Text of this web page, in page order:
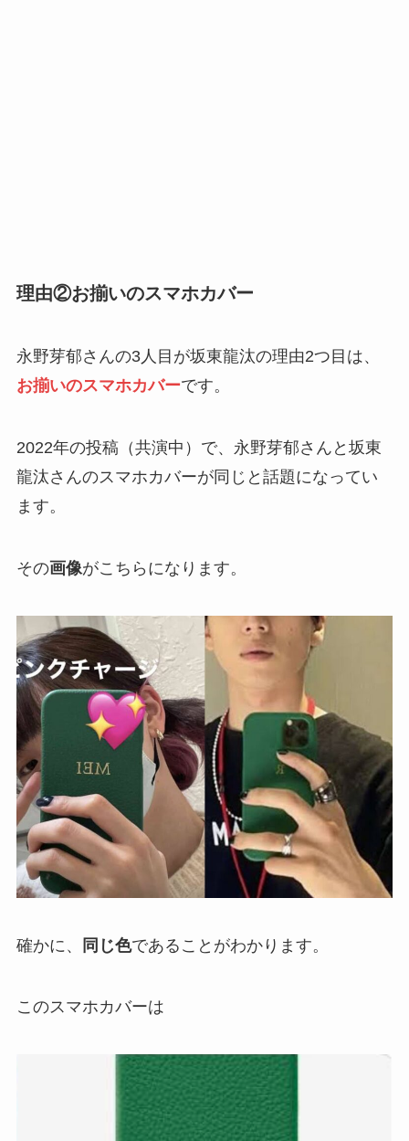
理由②お揃いのスマホカバー
永野芽郁さんの3人目が坂東龍汰の理由2つ目は、
お揃いのスマホカバーです。
2022年の投稿（共演中）で、永野芽郁さんと坂東
龍汰さんのスマホカバーが同じと話題になってい
ます。
その画像がこちらになります。
確かに、 同じ色であることがわかります。
このスマホカバーは